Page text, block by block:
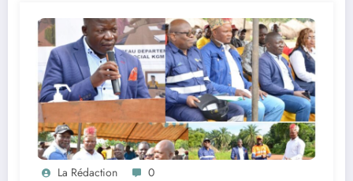
La Rédaction 0